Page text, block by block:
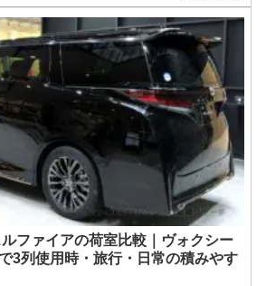
ファイアの荷室比較｜ヴォクシー
3列使用時・旅行・日常の積みやす